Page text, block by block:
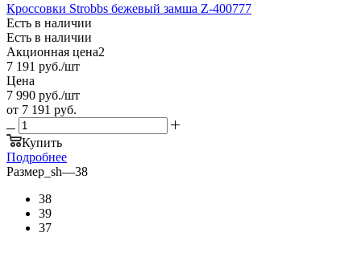
Кроссовки Strobbs бежевый замша Z-400777
Есть в наличии
Есть в наличии
Акционная цена2
7 191 руб./шт
Цена
7 990 руб./шт
от 7 191 руб.
Купить
Подробнее
Размер_sh—38
38
39
37